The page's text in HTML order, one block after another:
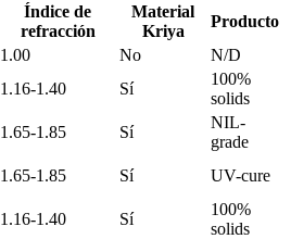
Índice de
refracción
Material
Kriya
Producto
1.00 No
N/D
1.16-1.40 Sí
100%
solids
1.65-1.85 Sí
NIL-
grade
1.65-1.85 Sí
UV-cure
1.16-1.40 Sí
100%
solids